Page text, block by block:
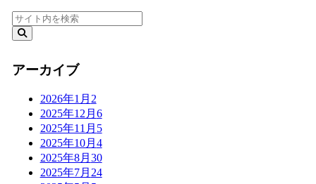
アーカイブ
2026年1月 2
2025年12月 6
2025年11月 5
2025年10月 4
2025年8月 30
2025年7月 24